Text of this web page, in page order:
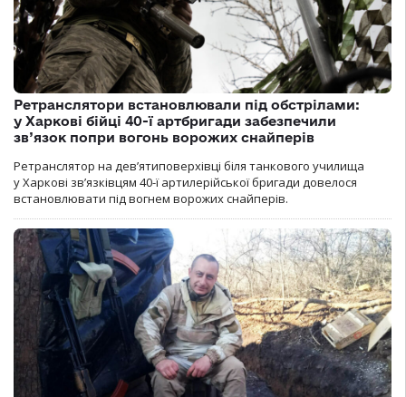
Ретранслятори встановлювали під обстрілами:
у Харкові бійці 40-ї артбригади забезпечили
зв’язок попри вогонь ворожих снайперів
Ретранслятор на дев’ятиповерхівці біля танкового училища
у Харкові зв’язківцям 40-ї артилерійської бригади довелося
встановлювати під вогнем ворожих снайперів.